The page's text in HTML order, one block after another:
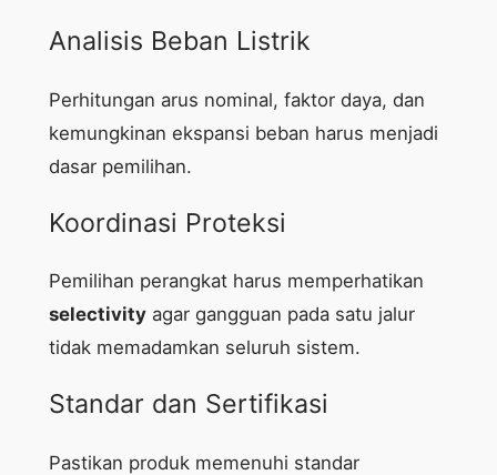
Analisis Beban Listrik
Perhitungan arus nominal, faktor daya, dan
kemungkinan ekspansi beban harus menjadi
dasar pemilihan.
Koordinasi Proteksi
Pemilihan perangkat harus memperhatikan
selectivityagar gangguan pada satu jalur
tidak memadamkan seluruh sistem.
Standar dan Sertifikasi
Pastikan produk memenuhi standar